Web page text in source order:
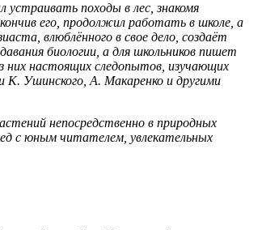
устраивать походы в лес, знакомя
его, продолжил работать в школе, а
влюблённого в свое дело, создаёт
биологии, а для школьников пишет
них настоящих следопытов, изучающих
К. Ушинского, А. Макаренко и другими
непосредственно в природных
с юным читателем, увлекательных